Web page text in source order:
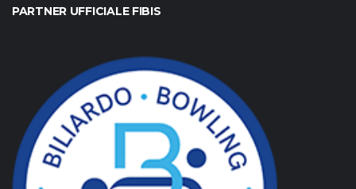
PARTNER UFFICIALE FIBIS